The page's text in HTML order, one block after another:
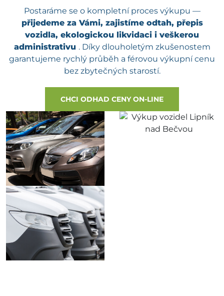
Postaráme se o kompletní proces výkupu —
přijedeme za Vámi, zajistíme odtah, přepis
vozidla, ekologickou likvidaci i veškerou
administrativu . Díky dlouholetým zkušenostem
garantujeme rychlý průběh a férovou výkupní cenu
bez zbytečných starostí.
CHCI ODHAD CENY ON-LINE